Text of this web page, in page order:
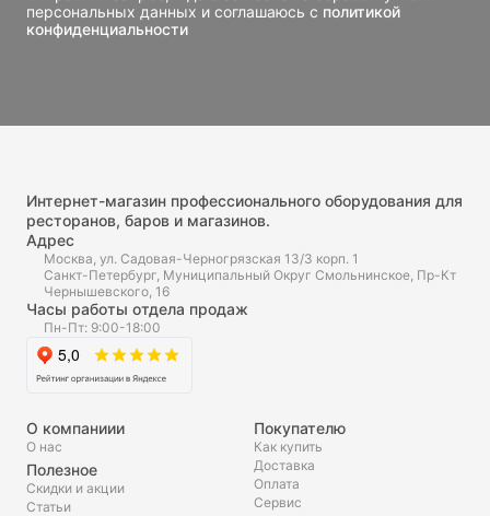
персональных данных и соглашаюсь с политикой
конфиденциальности
Интернет-магазин профессионального оборудования для
ресторанов, баров и магазинов.
Адрес
Москва, ул. Садовая-Черногрязская 13/3 корп. 1
Санкт-Петербург, Муниципальный Округ Смольнинское, Пр-Кт
Чернышевского, 16
Часы работы отдела продаж
Пн-Пт: 9:00-18:00
О компаниии
О нас
Полезное
Скидки и акции
Статьи
Покупателю
Как купить
Доставка
Оплата
Сервис